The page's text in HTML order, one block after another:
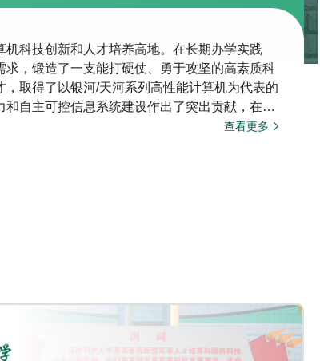
科技创新和人才培养高地。在长期办学实践
，锻造了一支能打硬仗、勇于攻坚的高素质科
取得了以银河/天河系列高性能计算机为代表的
自主可控信息系统建设作出了突出贡献，在计
进入世界领先行列的综合实力。二、历史沿革学
查看更多